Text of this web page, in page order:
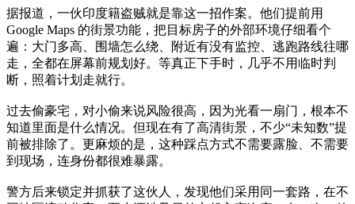
据报道，一伙印度籍盗贼就是靠这一招作案。他们提前用
Google Maps 的街景功能，把目标房子的外部环境仔细看个
遍：大门多高、围墙怎么绕、附近有没有监控、逃跑路线往哪
走，全都在屏幕前规划好。等真正下手时，几乎不用临时判
断，照着计划走就行。
过去偷豪宅，对小偷来说风险很高，因为光看一扇门，根本不
知道里面是什么情况。但现在有了高清街景，不少“未知数”提
前被排除了。更麻烦的是，这种踩点方式不需要露脸、不需要
到现场，连身份都很难暴露。
警方后来锁定并抓获了这伙人，发现他们采用同一套路，在不